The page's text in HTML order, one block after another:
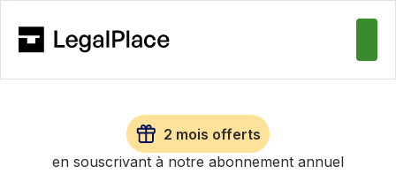
2 mois offerts
en souscrivant à notre abonnement annuel